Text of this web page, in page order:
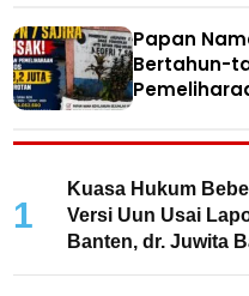
Papan
Bertahun-
1
Kuasa Hukum
Versi Uun Usai
Banten, dr. Juwita